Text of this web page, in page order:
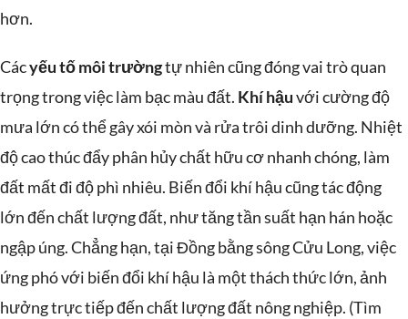
hơn.
Cácyếu tố môi trườngtự nhiên cũng đóng vai trò quan
trọng trong việc làm bạc màu đất. Khí hậuvới cường độ
mưa lớn có thể gây xói mòn và rửa trôi dinh dưỡng. Nhiệt
độ cao thúc đẩy phân hủy chất hữu cơ nhanh chóng, làm
đất mất đi độ phì nhiêu. Biến đổi khí hậu cũng tác động
lớn đến chất lượng đất, như tăng tần suất hạn hán hoặc
ngập úng. Chẳng hạn, tại Đồng bằng sông Cửu Long, việc
ứng phó với biến đổi khí hậu là một thách thức lớn, ảnh
hưởng trực tiếp đến chất lượng đất nông nghiệp. (Tìm